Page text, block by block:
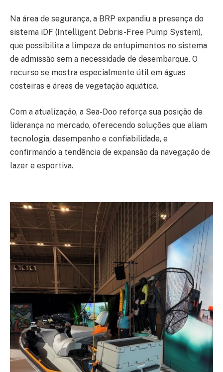
Na área de segurança, a BRP expandiu a presença do
sistema iDF (Intelligent Debris-Free Pump System),
que possibilita a limpeza de entupimentos no sistema
de admissão sem a necessidade de desembarque. O
recurso se mostra especialmente útil em águas
costeiras e áreas de vegetação aquática.
Com a atualização, a Sea-Doo reforça sua posição de
liderança no mercado, oferecendo soluções que aliam
tecnologia, desempenho e confiabilidade, e
confirmando a tendência de expansão da navegação de
lazer e esportiva.